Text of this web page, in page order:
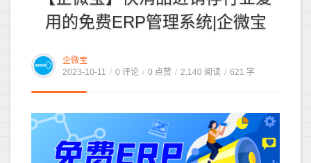
用的免费ERP管理系统|企微宝
企微宝
2023-10-11 / 0 评论 / 0 点赞 / 2,140 阅读 / 621 字